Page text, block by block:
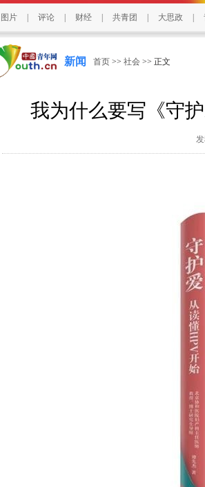
图片 评论 财经 共青团 大思政
新闻 首页 >> 社会 >> 正文
我为什么要写《守